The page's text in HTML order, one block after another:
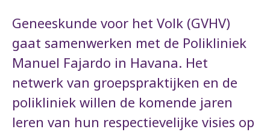
Geneeskunde voor het Volk (GVHV)
gaat samenwerken met de Polikliniek
Manuel Fajardo in Havana. Het
netwerk van groepspraktijken en de
polikliniek willen de komende jaren
leren van hun respectievelijke visies op